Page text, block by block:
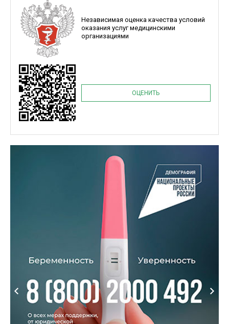
Независимая оценка качества условий
оказания услуг медицинскими
организациями
ОЦЕНИТЬ